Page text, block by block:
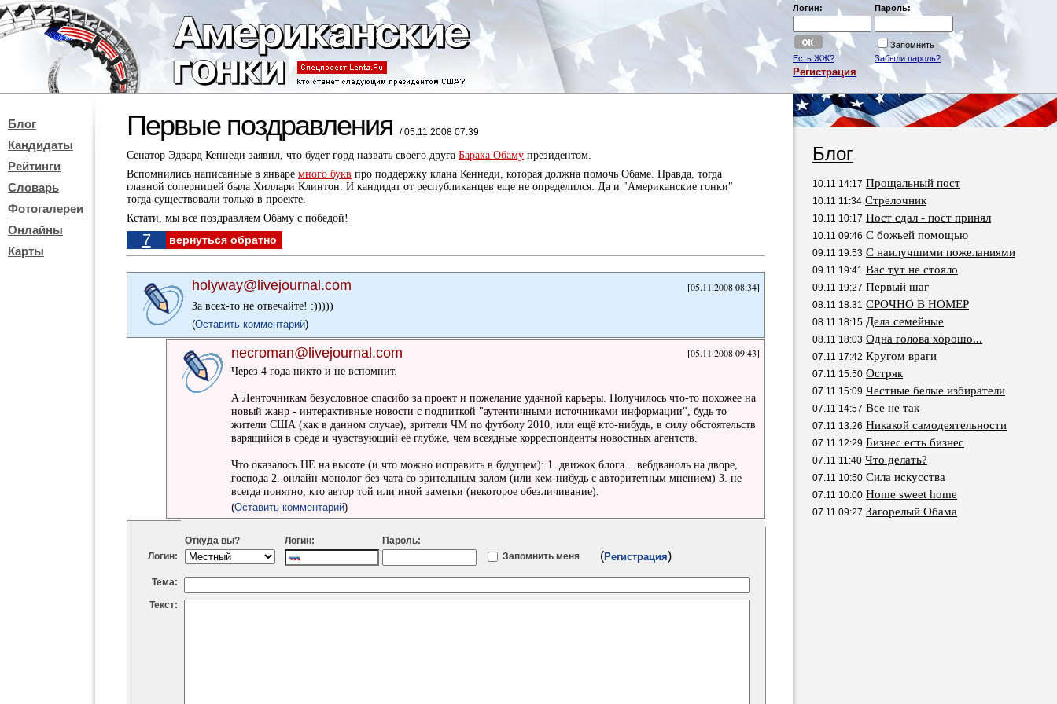
Логин: Пароль:
Запомнить
Есть ЖЖ?
Забыли пароль?
Регистрация
Блог
Кандидаты
Рейтинги
Словарь
Фотогалереи
Онлайны
Карты
Первые поздравления / 05.11.2008 07:39
Сенатор Эдвард Кеннеди заявил, что будет горд назвать своего друга Барака Обаму президентом.
Вспомнились написанные в январе много букв про поддержку клана Кеннеди, которая должна помочь Обаме. Правда, тогда
главной соперницей была Хиллари Клинтон. И кандидат от республиканцев еще не определился. Да и "Американские гонки"
тогда существовали только в проекте.
Кстати, мы все поздравляем Обаму с победой!
7 вернуться обратно
holyway@livejournal.com
[05.11.2008 08:34]
За всех-то не отвечайте! :)))))
(Оставить комментарий)
necroman@livejournal.com
[05.11.2008 09:43]
Через 4 года никто и не вспомнит.
А Ленточникам безусловное спасибо за проект и пожелание удачной карьеры. Получилось что-то похожее на
новый жанр - интерактивные новости с подпиткой "аутентичными источниками информации", будь то
жители США (как в данном случае), зрители ЧМ по футболу 2010, или ещё кто-нибудь, в силу обстоятельств
варящийся в среде и чувствующий её глубже, чем всеядные корреспонденты новостных агентств.
Что оказалось НЕ на высоте (и что можно исправить в будущем): 1. движок блога... вебдваноль на дворе,
господа 2. онлайн-монолог без чата со зрительным залом (или кем-нибудь с авторитетным мнением) 3. не
всегда понятно, кто автор той или иной заметки (некоторое обезличивание).
(Оставить комментарий)
Логин:
Откуда вы? Логин:
Пароль:
Запомнить меня
(Регистрация)
Тема:
Текст:
Блог
10.11 14:17 Прощальный пост
10.11 11:34 Стрелочник
10.11 10:17 Пост сдал - пост принял
10.11 09:46 С божьей помощью
09.11 19:53 С наилучшими пожеланиями
09.11 19:41 Вас тут не стояло
09.11 19:27 Первый шаг
08.11 18:31 СРОЧНО В НОМЕР
08.11 18:15 Дела семейные
08.11 18:03 Одна голова хорошо...
07.11 17:42 Кругом враги
07.11 15:50 Остряк
07.11 15:09 Честные белые избиратели
07.11 14:57 Все не так
07.11 13:26 Никакой самодеятельности
07.11 12:29 Бизнес есть бизнес
07.11 11:40 Что делать?
07.11 10:50 Сила искусства
07.11 10:00 Home sweet home
07.11 09:27 Загорелый Обама